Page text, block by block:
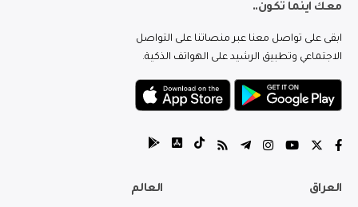
معك اينما تكون..
ابقى على تواصل معنا عبر منصاتنا على التواصل
الاجتماعي وتطبيق الرشيد على الهواتف الذكية.
العراق العالم